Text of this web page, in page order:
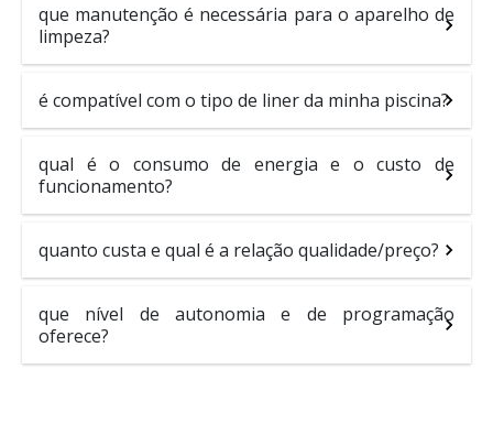
que manutenção é necessária para o aparelho de
limpeza?
é compatível com o tipo de liner da minha piscina?
qual é o consumo de energia e o custo de
funcionamento?
quanto custa e qual é a relação qualidade/preço?
que nível de autonomia e de programação
oferece?